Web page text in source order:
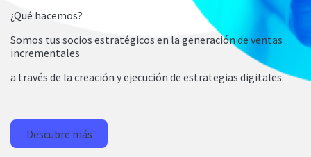
¿Qué hacemos?
Somos tus socios estratégicos en la generación de ventas
incrementales
a través de la creación y ejecución de estrategias digitales.
Descubre más